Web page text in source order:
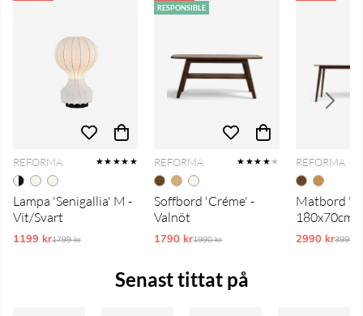
REFORMA ★★★★★
Lampa 'Senigallia' M -
Vit/Svart
1199 krOrdinarie pris:
1799 kr
RESPONSIBLE
REFORMA ★★★★★
Soffbord 'Créme' -
Valnöt
1790 krOrdinarie pris:
1990 kr
REFORMA
Matbord
180x70cm
2990 kr3990 kr
Senast tittat på